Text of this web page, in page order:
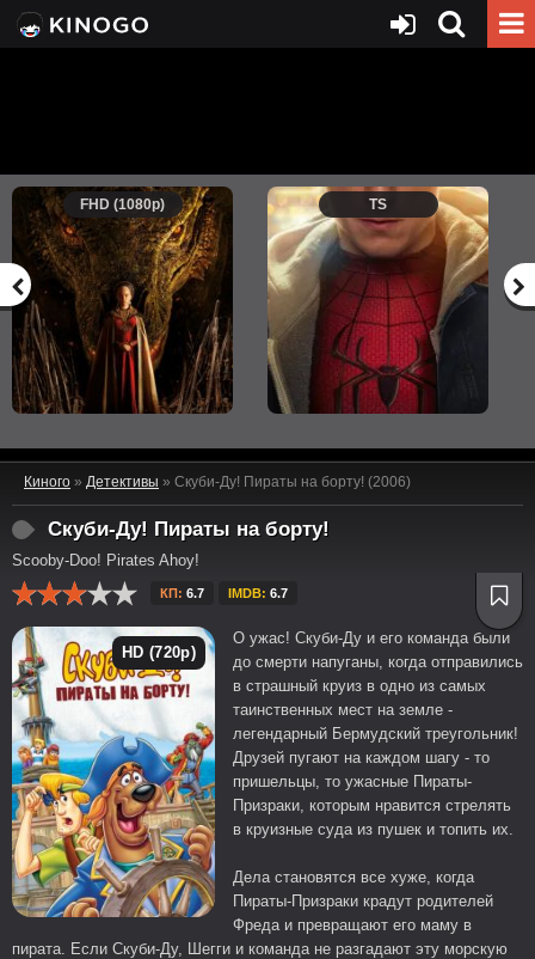
FHD (1080p) TS
Киного » Детективы » Скуби-Ду! Пираты на борту! (2006)
Скуби-Ду! Пираты на борту!
Scooby-Doo! Pirates Ahoy!
КП: 6.7 IMDB: 6.7
HD (720p)
О ужас! Скуби-Ду и его команда были
до смерти напуганы, когда отправились
в страшный круиз в одно из самых
таинственных мест на земле -
легендарный Бермудский треугольник!
Друзей пугают на каждом шагу - то
пришельцы, то ужасные Пираты-
Призраки, которым нравится стрелять
в круизные суда из пушек и топить их.
Дела становятся все хуже, когда
Пираты-Призраки крадут родителей
Фреда и превращают его маму в
пирата. Если Скуби-Ду, Шегги и команда не разгадают эту морскую